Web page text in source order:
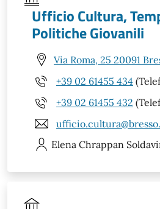
Ufficio Cultura,
Politiche Giovanili
Via Roma, 25 20091
+39 02 61455 434
+39 02 61455 432
Elena Chrappan